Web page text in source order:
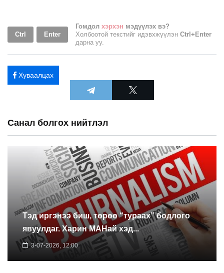
Ctrl Enter
Гомдол хэрхэн мэдүүлэх вэ?
Холбоотой текстийг идэвхжүүлэн Ctrl+Enter
дарна уу.
Хуваалцах
Санал болгох нийтлэл
Тэд иргэнээ биш, төрөө “тураах” бодлого
явуулдаг. Харин МАНай хэд...
3-07-2026, 12:00